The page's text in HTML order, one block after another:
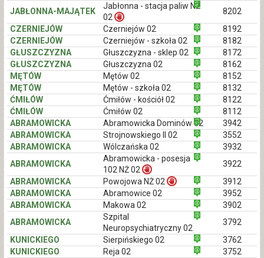
JABŁONNA-MAJĄTEK
Jabłonna - stacja paliw NŻ
02
8202
CZERNIEJÓW
Czerniejów 02
8192
CZERNIEJÓW
Czerniejów - szkoła 02
8182
GŁUSZCZYZNA
Głuszczyzna - sklep 02
8172
GŁUSZCZYZNA
Głuszczyzna 02
8162
MĘTÓW
Mętów 02
8152
MĘTÓW
Mętów - szkoła 02
8132
ĆMIŁÓW
Ćmiłów - kościół 02
8122
ĆMIŁÓW
Ćmiłów 02
8112
ABRAMOWICKA
Abramowicka Dominów 02
3942
ABRAMOWICKA
Strojnowskiego II 02
3552
ABRAMOWICKA
Wólczańska 02
3932
ABRAMOWICKA
Abramowicka - posesja
102 NŻ 02
3922
ABRAMOWICKA
Powojowa NŻ 02
3912
ABRAMOWICKA
Abramowice 02
3952
ABRAMOWICKA
Makowa 02
3902
ABRAMOWICKA
Szpital
Neuropsychiatryczny 02
3792
KUNICKIEGO
Sierpińskiego 02
3762
KUNICKIEGO
Reja 02
3752